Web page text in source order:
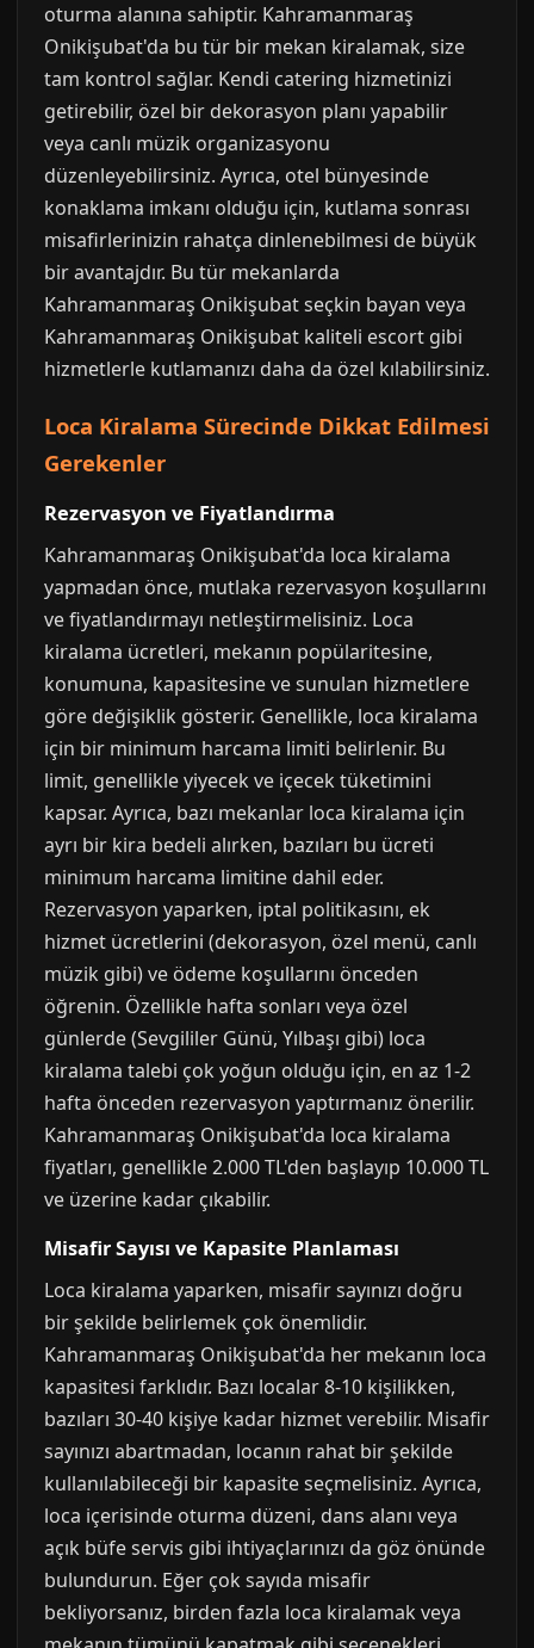
oturma alanına sahiptir. Kahramanmaraş
Onikişubat'da bu tür bir mekan kiralamak, size
tam kontrol sağlar. Kendi catering hizmetinizi
getirebilir, özel bir dekorasyon planı yapabilir
veya canlı müzik organizasyonu
düzenleyebilirsiniz. Ayrıca, otel bünyesinde
konaklama imkanı olduğu için, kutlama sonrası
misafirlerinizin rahatça dinlenebilmesi de büyük
bir avantajdır. Bu tür mekanlarda
Kahramanmaraş Onikişubat seçkin bayan veya
Kahramanmaraş Onikişubat kaliteli escort gibi
hizmetlerle kutlamanızı daha da özel kılabilirsiniz.
Loca Kiralama Sürecinde Dikkat Edilmesi
Gerekenler
Rezervasyon ve Fiyatlandırma
Kahramanmaraş Onikişubat'da loca kiralama
yapmadan önce, mutlaka rezervasyon koşullarını
ve fiyatlandırmayı netleştirmelisiniz. Loca
kiralama ücretleri, mekanın popülaritesine,
konumuna, kapasitesine ve sunulan hizmetlere
göre değişiklik gösterir. Genellikle, loca kiralama
için bir minimum harcama limiti belirlenir. Bu
limit, genellikle yiyecek ve içecek tüketimini
kapsar. Ayrıca, bazı mekanlar loca kiralama için
ayrı bir kira bedeli alırken, bazıları bu ücreti
minimum harcama limitine dahil eder.
Rezervasyon yaparken, iptal politikasını, ek
hizmet ücretlerini (dekorasyon, özel menü, canlı
müzik gibi) ve ödeme koşullarını önceden
öğrenin. Özellikle hafta sonları veya özel
günlerde (Sevgililer Günü, Yılbaşı gibi) loca
kiralama talebi çok yoğun olduğu için, en az 1-2
hafta önceden rezervasyon yaptırmanız önerilir.
Kahramanmaraş Onikişubat'da loca kiralama
fiyatları, genellikle 2.000 TL'den başlayıp 10.000 TL
ve üzerine kadar çıkabilir.
Misafir Sayısı ve Kapasite Planlaması
Loca kiralama yaparken, misafir sayınızı doğru
bir şekilde belirlemek çok önemlidir.
Kahramanmaraş Onikişubat'da her mekanın loca
kapasitesi farklıdır. Bazı localar 8-10 kişilikken,
bazıları 30-40 kişiye kadar hizmet verebilir. Misafir
sayınızı abartmadan, locanın rahat bir şekilde
kullanılabileceği bir kapasite seçmelisiniz. Ayrıca,
loca içerisinde oturma düzeni, dans alanı veya
açık büfe servis gibi ihtiyaçlarınızı da göz önünde
bulundurun. Eğer çok sayıda misafir
bekliyorsanız, birden fazla loca kiralamak veya